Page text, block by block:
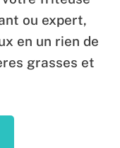
ou expert,
en un rien de
grasses et